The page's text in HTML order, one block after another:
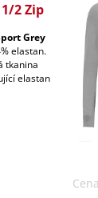
2 Zip
Grey
elastan.
tkanina
elastan